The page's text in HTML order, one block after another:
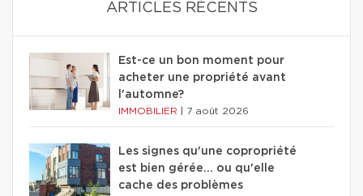
ARTICLES RÉCENTS
Est-ce un bon moment pour
acheter une propriété avant
l'automne?
IMMOBILIER 7 août 2026
Les signes qu'une copropriété
est bien gérée… ou qu'elle
cache des problèmes